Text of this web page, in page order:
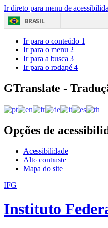
Ir direto para menu de
BRASIL
Ir para o conteúdo 1
Ir para o menu 2
Ir para a busca 3
Ir para o rodapé 4
GTranslate -
Opções de
Acessibilidade
Alto contraste
Mapa do site
IFG
Instituto